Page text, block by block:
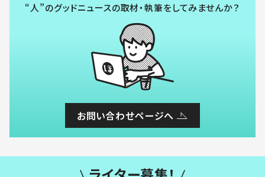
“人”のグッドニュースの取材・執筆をしてみませんか？
お問い合わせページへ